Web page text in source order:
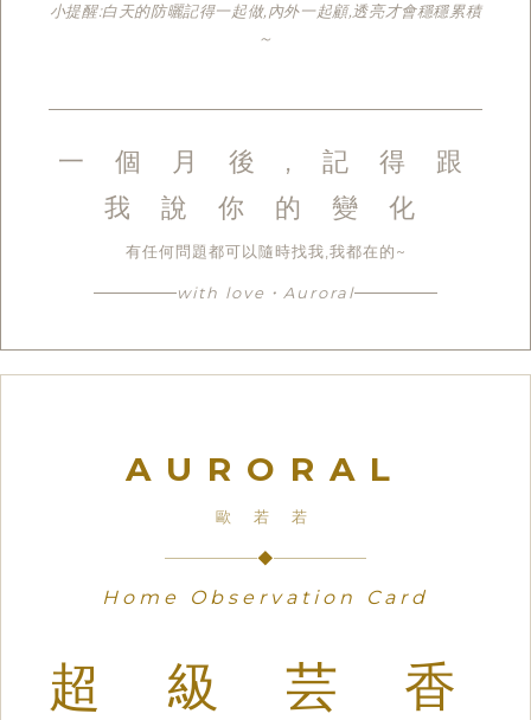
小提醒:白天的防曬記得一起做,內外一起顧,透亮才會穩穩累積
～
一 個 月 後 , 記 得 跟
我 說 你 的 變 化
有任何問題都可以隨時找我,我都在的~
with love・Auroral
AURORAL
歐 若 若
◆
Home Observation Card
超 級 芸 香